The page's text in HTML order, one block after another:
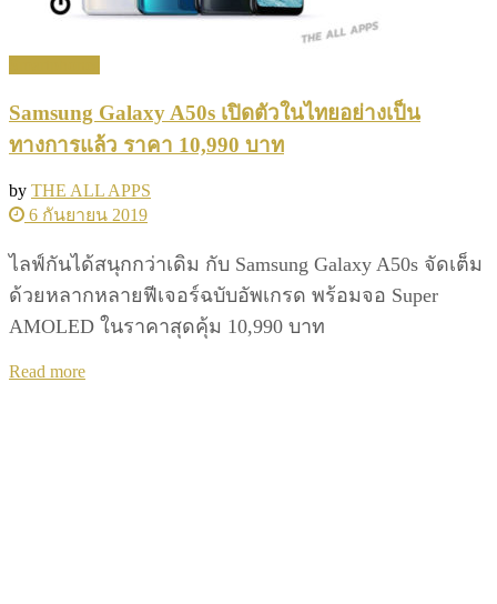
Samsung Galaxy A50s เปิดตัวในไทยอย่างเป็น
ทางการแล้ว ราคา 10,990 บาท
by THE ALL APPS
6 กันยายน 2019
ไลฟ์กันได้สนุกกว่าเดิม กับ Samsung Galaxy A50s จัดเต็ม
ด้วยหลากหลายฟีเจอร์ฉบับอัพเกรด พร้อมจอ Super
AMOLED ในราคาสุดคุ้ม 10,990 บาท
Read moreDetails